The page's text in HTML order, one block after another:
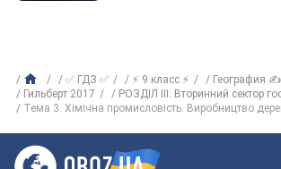
✅ ГДЗ ✅ ⚡ 9 класс ⚡
География ✍
Гильберт 2017
РОЗДІЛ ІII. Вторинний сектор
Тема 3. Хімічна промисловість. Виробництво